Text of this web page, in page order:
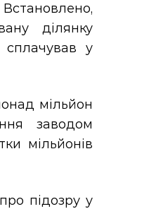
ділянку
у
мільйон
заводом
мільйонів
підозру у